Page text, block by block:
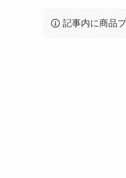
記事内に商品